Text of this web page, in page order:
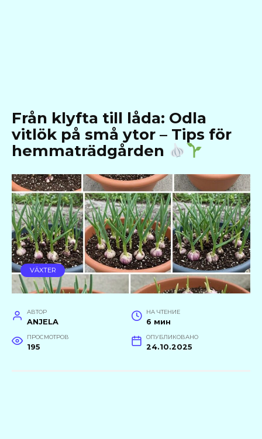
Från klyfta till låda: Odla
vitlök på små ytor – Tips för
hemmaträdgården
VÄXTER
АВТОР
ANJELA
НА ЧТЕНИЕ
6 мин
ПРОСМОТРОВ
195
ОПУБЛИКОВАНО
24.10.2025